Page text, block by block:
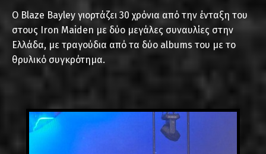
Ο Blaze Bayley γιορτάζει 30 χρόνια από την ένταξη του
στους Iron Maiden με δύο μεγάλες συναυλίες στην
Ελλάδα, με τραγούδια από τα δύο albums του με το
θρυλικό συγκρότημα.